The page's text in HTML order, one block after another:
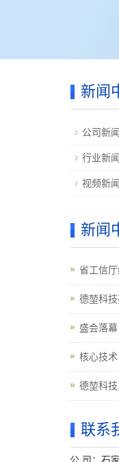
新闻
公司新闻
行业新闻
视频新闻
新闻
省工信厅
德堃科技
盛会落
核心技术
德堃科技
联系